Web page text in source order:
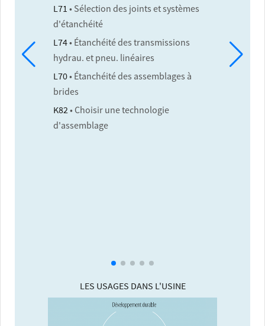
L71 • Sélection des joints et systèmes
d'étanchéité
L74• Étanchéité des transmissions
hydrau. et pneu. linéaires
L70• Étanchéité des assemblages à
brides
K82• Choisir une technologie
d'assemblage
LES USAGES DANS L'USINE